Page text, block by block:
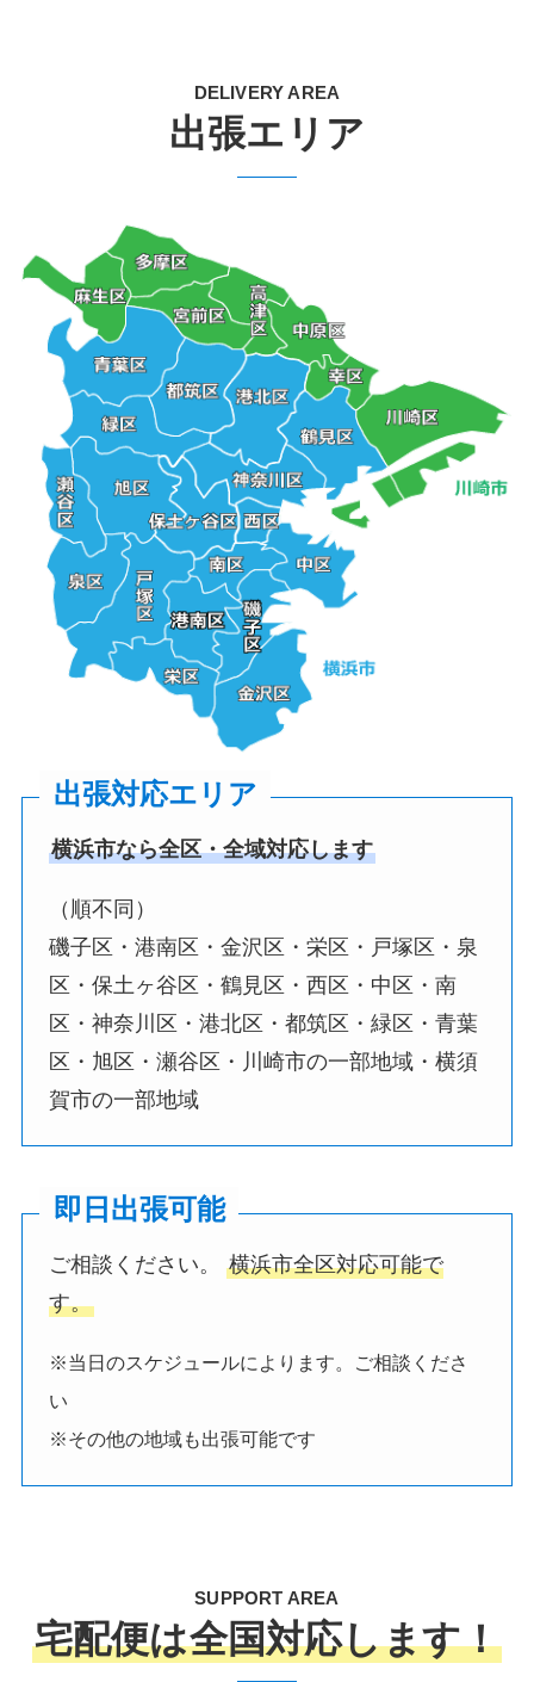
DELIVERY AREA
出張エリア
出張対応エリア
横浜市なら全区・全域対応します
（順不同）
磯子区・港南区・金沢区・栄区・戸塚区・泉
区・保土ヶ谷区・鶴見区・西区・中区・南
区・神奈川区・港北区・都筑区・緑区・青葉
区・旭区・瀬谷区・川崎市の一部地域・横須
賀市の一部地域
即日出張可能
ご相談ください。横浜市全区対応可能で
す。
※当日のスケジュールによります。ご相談くださ
い
※その他の地域も出張可能です
SUPPORT AREA
宅配便は全国対応します！